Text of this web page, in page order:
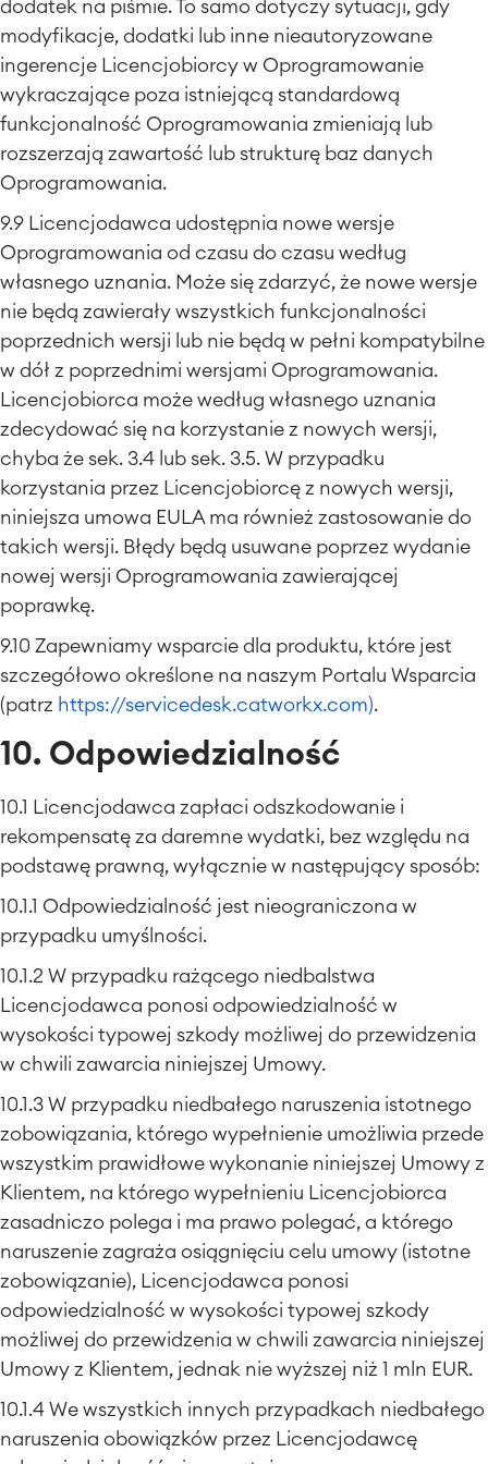
dodatek na piśmie. To samo dotyczy sytuacji, gdy
modyfikacje, dodatki lub inne nieautoryzowane
ingerencje Licencjobiorcy w Oprogramowanie
wykraczające poza istniejącą standardową
funkcjonalność Oprogramowania zmieniają lub
rozszerzają zawartość lub strukturę baz danych
Oprogramowania.
9.9 Licencjodawca udostępnia nowe wersje
Oprogramowania od czasu do czasu według
własnego uznania. Może się zdarzyć, że nowe wersje
nie będą zawierały wszystkich funkcjonalności
poprzednich wersji lub nie będą w pełni kompatybilne
w dół z poprzednimi wersjami Oprogramowania.
Licencjobiorca może według własnego uznania
zdecydować się na korzystanie z nowych wersji,
chyba że sek. 3.4 lub sek. 3.5. W przypadku
korzystania przez Licencjobiorcę z nowych wersji,
niniejsza umowa EULA ma również zastosowanie do
takich wersji. Błędy będą usuwane poprzez wydanie
nowej wersji Oprogramowania zawierającej
poprawkę.
9.10 Zapewniamy wsparcie dla produktu, które jest
szczegółowo określone na naszym Portalu Wsparcia
(patrz https://servicedesk.catworkx.com).
10. Odpowiedzialność
10.1 Licencjodawca zapłaci odszkodowanie i
rekompensatę za daremne wydatki, bez względu na
podstawę prawną, wyłącznie w następujący sposób:
10.1.1 Odpowiedzialność jest nieograniczona w
przypadku umyślności.
10.1.2 W przypadku rażącego niedbalstwa
Licencjodawca ponosi odpowiedzialność w
wysokości typowej szkody możliwej do przewidzenia
w chwili zawarcia niniejszej Umowy.
10.1.3 W przypadku niedbałego naruszenia istotnego
zobowiązania, którego wypełnienie umożliwia przede
wszystkim prawidłowe wykonanie niniejszej Umowy z
Klientem, na którego wypełnieniu Licencjobiorca
zasadniczo polega i ma prawo polegać, a którego
naruszenie zagraża osiągnięciu celu umowy (istotne
zobowiązanie), Licencjodawca ponosi
odpowiedzialność w wysokości typowej szkody
możliwej do przewidzenia w chwili zawarcia niniejszej
Umowy z Klientem, jednak nie wyższej niż 1 mln EUR.
10.1.4 We wszystkich innych przypadkach niedbałego
naruszenia obowiązków przez Licencjodawcę